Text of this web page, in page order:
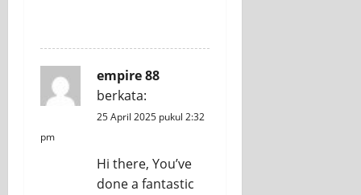
empire 88
berkata:
25 April 2025 pukul 2:32
pm
Hi there, You’ve
done a fantastic